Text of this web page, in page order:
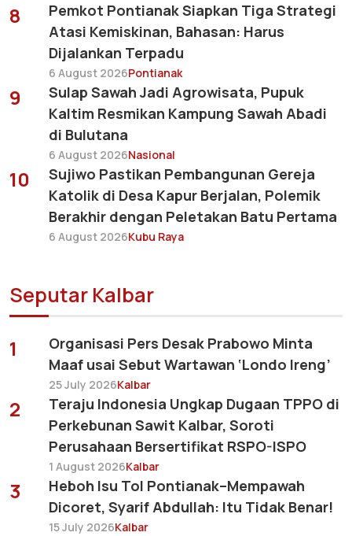
8
Pemkot Pontianak Siapkan Tiga Strategi
Atasi Kemiskinan, Bahasan: Harus
Dijalankan Terpadu
6 August 2026Pontianak
9
Sulap Sawah Jadi Agrowisata, Pupuk
Kaltim Resmikan Kampung Sawah Abadi
di Bulutana
6 August 2026Nasional
10
Sujiwo Pastikan Pembangunan Gereja
Katolik di Desa Kapur Berjalan, Polemik
Berakhir dengan Peletakan Batu Pertama
6 August 2026Kubu Raya
Seputar Kalbar
1
Organisasi Pers Desak Prabowo Minta
Maaf usai Sebut Wartawan ‘Londo Ireng’
25 July 2026Kalbar
2
Teraju Indonesia Ungkap Dugaan TPPO di
Perkebunan Sawit Kalbar, Soroti
Perusahaan Bersertifikat RSPO-ISPO
1 August 2026Kalbar
3
Heboh Isu Tol Pontianak–Mempawah
Dicoret, Syarif Abdullah: Itu Tidak Benar!
15 July 2026Kalbar